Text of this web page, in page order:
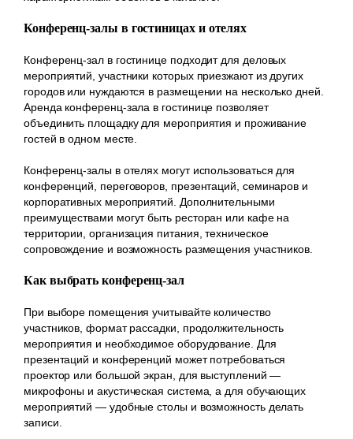
Конференц-залы в гостиницах и отелях
Конференц-зал в гостинице подходит для деловых
мероприятий, участники которых приезжают из других
городов или нуждаются в размещении на несколько дней.
Аренда конференц-зала в гостинице позволяет
объединить площадку для мероприятия и проживание
гостей в одном месте.
Конференц-залы в отелях могут использоваться для
конференций, переговоров, презентаций, семинаров и
корпоративных мероприятий. Дополнительными
преимуществами могут быть ресторан или кафе на
территории, организация питания, техническое
сопровождение и возможность размещения участников.
Как выбрать конференц-зал
При выборе помещения учитывайте количество
участников, формат рассадки, продолжительность
мероприятия и необходимое оборудование. Для
презентаций и конференций может потребоваться
проектор или большой экран, для выступлений —
микрофоны и акустическая система, а для обучающих
мероприятий — удобные столы и возможность делать
записи.